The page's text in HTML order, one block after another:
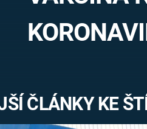
ČLÁNKY KE